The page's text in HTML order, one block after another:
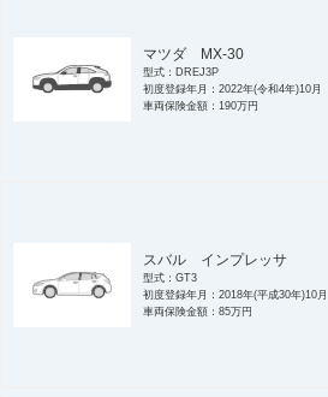
マツダ MX-30
型式：DREJ3P
初度登録年月：2022年(令和4年)10月
車両保険金額：190万円
スバル インプレッサ
型式：GT3
初度登録年月：2018年(平成30年)10月
車両保険金額：85万円